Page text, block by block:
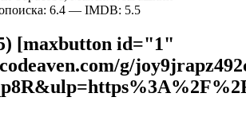
6.4 — IMDB: 5.5
[maxbutton id="1"
g/